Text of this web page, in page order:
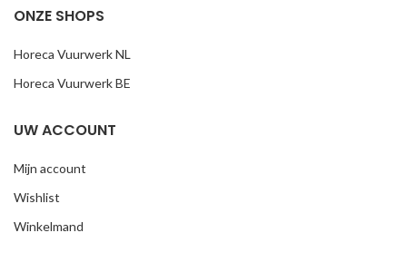
ONZE SHOPS
Horeca Vuurwerk NL
Horeca Vuurwerk BE
UW ACCOUNT
Mijn account
Wishlist
Winkelmand